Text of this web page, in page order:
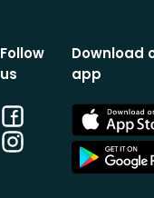
Follow
us
Facebook
Instagram
Download
app
App
Store
App
Store